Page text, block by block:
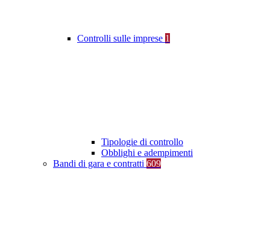
Controlli sulle imprese 1
Tipologie di controllo
Obblighi e adempimenti
Bandi di gara e contratti 609